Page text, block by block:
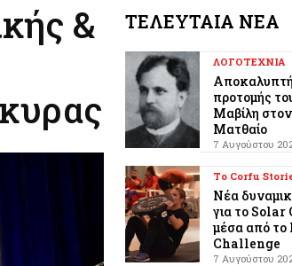
&
ΤΕΛΕΥΤΑΙΑ ΝΕΑ
ΛΟΓΟΤΕΧΝΙΑ
προτομής
Μαβίλη
Ματθαίο
7 Αυγούστου
Το Corfu
Νέα
για το
μέσα από
Challenge
7 Αυγούστου